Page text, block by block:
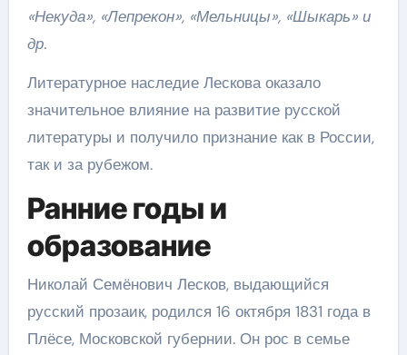
«Некуда», «Лепрекон», «Мельницы», «Шыкарь» и
др.
Литературное наследие Лескова оказало
значительное влияние на развитие русской
литературы и получило признание как в России,
так и за рубежом.
Ранние годы и
образование
Николай Семёнович Лесков, выдающийся
русский прозаик, родился 16 октября 1831 года в
Плёсе, Московской губернии. Он рос в семье